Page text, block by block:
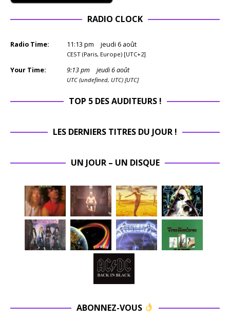
RADIO CLOCK
Radio Time: 11:13 pm jeudi 6 août
CEST (Paris, Europe) [UTC+2]
Your Time: 9:13pm jeudi 6 août
UTC (undefined, UTC) [UTC]
TOP 5 DES AUDITEURS !
LES DERNIERS TITRES DU JOUR !
UN JOUR – UN DISQUE
ABONNEZ-VOUS